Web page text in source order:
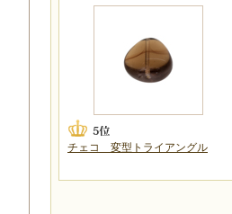
チェコ 変型トライアングル